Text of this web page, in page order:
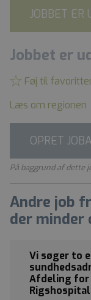
JOBBET ER
Jobbet er
Føj til
Læs om regionen
OPRET
På baggrund af dette
Andre job
der minder
Vi søger to
Afdeling for